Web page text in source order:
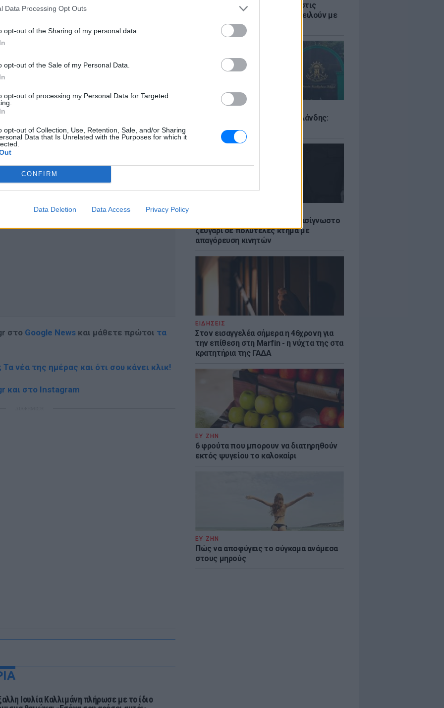
Data Processing Opt Outs
opt-out of the Sharing of my personal data.
opt-out of the Sale of my Personal Data.
opt-out of processing my Personal Data for Targeted
opt-out of Collection, Use, Retention, Sale, and/or Sharing
Data that Is Unrelated with the Purposes for which it
CONFIRM
Data Deletion Data Access Privacy Policy
Γονικές παροχές: Οι παγίδες στις
μεταφορές χρημάτων που απειλούν με
ΕΙΔΗΣΕΙΣ
Μακελειό σε σχολείο της Ταϊλάνδης:
Μαθητής άνοιξε πυρ
Μυστική γαμήλια γιορτή για πασίγνωστο
ζευγάρι σε πολυτελές κτήμα με
απαγόρευση κινητών
ΕΙΔΗΣΕΙΣ
Στον εισαγγελέα σήμερα η 46χρονη για
την επίθεση στη Marfin - η νύχτα της στα
κρατητήρια της ΓΑΔΑ
ΕΥ ΖΗΝ
6 φρούτα που μπορουν να διατηρηθούν
εκτός ψυγείου το καλοκαίρι
ΕΥ ΖΗΝ
Πώς να αποφύγεις το σύγκαμα ανάμεσα
στους μηρούς
να μιλάω για τον Στάθη Σχίζα. Δεν
κάποιο σκοτεινό σημείο στον
για πρακτικά ζητήματα. Έχουμε καλές
Το μπλοκ ήταν κάτι παρορμητικό από
για τον χωρισμό της.
στο Google News και μάθετε πρώτοι τα
νέα της ημέρας και ότι σου κάνει κλικ!
και στο Instagram
Ιουλία Καλλιμάνη πλήρωσε με το ίδιο